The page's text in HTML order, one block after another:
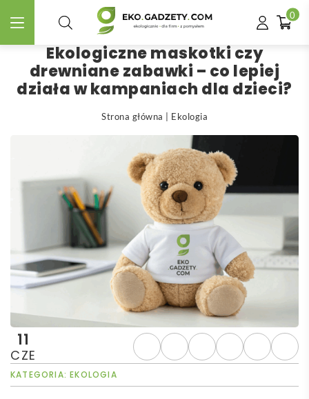
0
Ekologiczne maskotki czy
drewniane zabawki – co lepiej
działa w kampaniach dla dzieci?
Strona główna Ekologia
11
CZE
KATEGORIA:EKOLOGIA